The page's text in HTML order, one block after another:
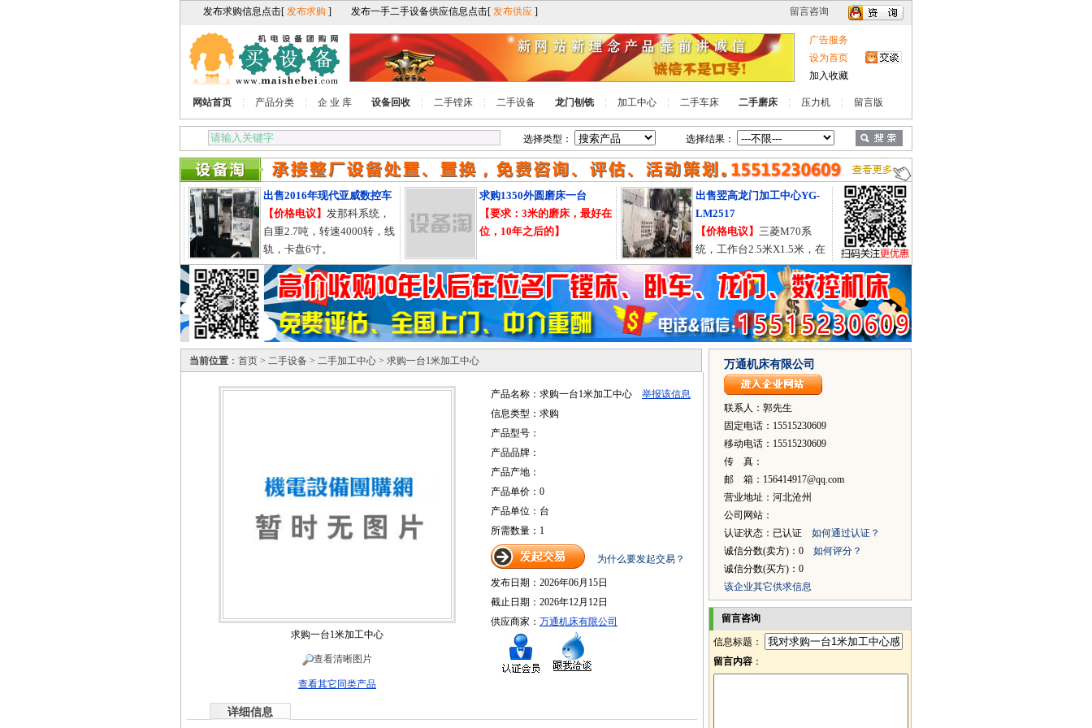
广告服务
设为首页
加入收藏
网站首页 产品分类 企 业 库 设备回收 二手镗床 二手设备 龙门刨铣 加工中心 二手车床 二手磨床 压力机 留言版
选择类型： 选择结果：
出售2016年现代亚威数控车
【价格电议】发那科系统，
自重2.7吨，转速4000转，线
轨，卡盘6寸。
求购1350外圆磨床一台
【要求：3米的磨床，最好在
位，10年之后的】
出售翌高龙门加工中心YG-
LM2517
【价格电议】三菱M70系
统，工作台2.5米X1.5米，在
位使用中，硬轨。
出售济南二机J36-800B闭式
双点压力机
【价格电议】
气垫移动工作台台面1.8米X4
米，价格合适，有需要的联
系。
当前位置 ： 首页 > 二手设备 > 二手加工中心 > 求购一台1米加工中心
求购一台1米加工中心
查看清晰图片
查看其它同类产品
产品名称：求购一台1米加工中心 举报该信息
信息类型：求购
产品型号：
产品品牌：
产品产地：
产品单价：0
产品单位：台
所需数量：1
为什么要发起交易？
发布日期：2026年06月15日
截止日期：2026年12月12日
供应商家： 万通机床有限公司
详细信息
万通机床有限公司
联系人：郭先生
固定电话：15515230609
移动电话：15515230609
传 真：
邮 箱：156414917@qq.com
营业地址：河北沧州
公司网站：
认证状态：已认证 如何通过认证？
诚信分数(卖方)：0 如何评分？
诚信分数(买方)：0
该企业其它供求信息
留言咨询
信息标题：
留言内容 ：